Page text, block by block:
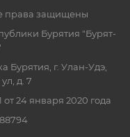
права защищены
Бурятия "Бурят-
Бурятия, г. Улан-Удэ,
д. 7
24 января 2020 года